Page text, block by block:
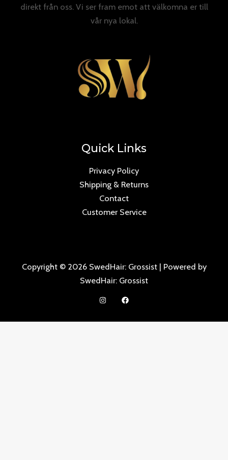
direkt från oss. Vi ser fram emot att välkomna er till
vår nya lokal.
Quick Links
Privacy Policy
Shipping & Returns
Contact
Customer Service
Copyright © 2026 SwedHair: Grossist | Powered by
SwedHair: Grossist